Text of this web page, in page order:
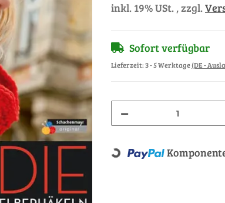
inkl. 19% USt. , zzgl.
Sofort verfügbar
Lieferzeit:3 - 5 Werktage(DE -
Loading...